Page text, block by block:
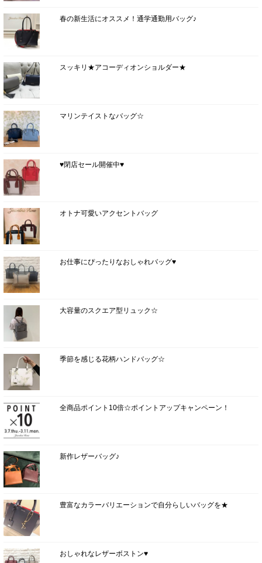
春の新生活にオススメ！通学通勤用バッグ♪
スッキリ★アコーディオンショルダー★
マリンテイストなバッグ☆
♥閉店セール開催中♥
オトナ可愛いアクセントバッグ
お仕事にぴったりなおしゃれバッグ♥
大容量のスクエア型リュック☆
季節を感じる花柄ハンドバッグ☆
全商品ポイント10倍☆ポイントアップキャンペーン！
新作レザーバッグ♪
豊富なカラーバリエーションで自分らしいバッグを★
おしゃれなレザーボストン♥